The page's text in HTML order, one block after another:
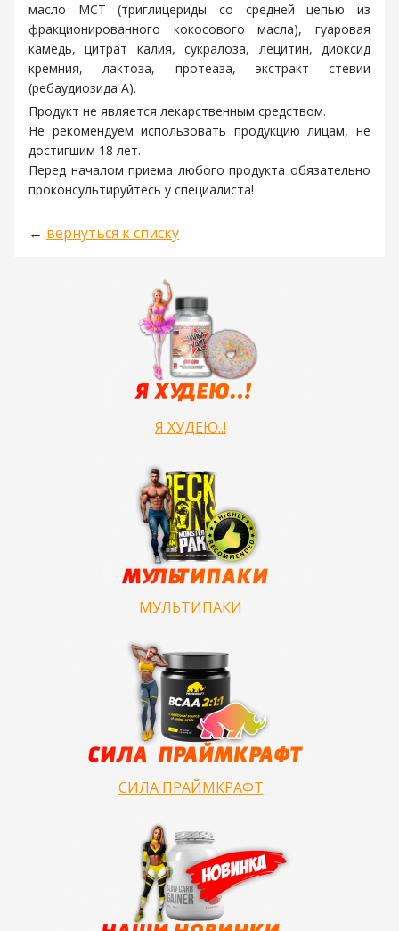
масло МСТ (триглицериды со средней цепью из
фракционированного кокосового масла), гуаровая
камедь, цитрат калия, сукралоза, лецитин, диоксид
кремния, лактоза, протеаза, экстракт стевии
(ребаудиозида А).
Продукт не является лекарственным средством.
Не рекомендуем использовать продукцию лицам, не
достигшим 18 лет.
Перед началом приема любого продукта обязательно
проконсультируйтесь у специалиста!
← вернуться к списку
Я ХУДЕЮ..!
МУЛЬТИПАКИ
СИЛА ПРАЙМКРАФТ